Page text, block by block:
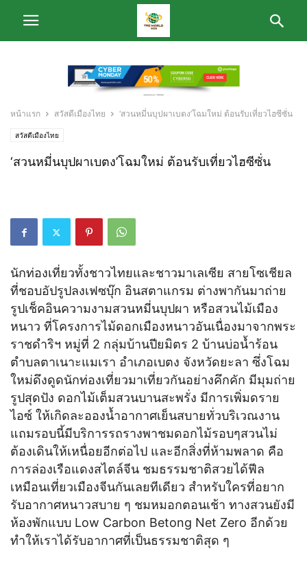
หน้าแรก สวัสดีเมืองไทย ‘สวนหมี่นบุปผาเบตง’โฉมใหม่ ต้อนรับเที่ยวไฮซีซั่น
สวัสดีเมืองไทย
‘สวนหมี่นบุปผาเบตง’โฉมใหม่ ต้อนรับเที่ยวไฮซีซั่น
นักท่องเที่ยวทั้งชาวไทยและชาวมาเลเซีย สายโซเชียล
ที่ชอบอัปรูปลงเฟซบุ๊ก อินสตาแกรม ต่างพากันมาถ่าย
รูปเช็คอินความงามสวนหมี่นบุปผา หรือสวนไม้เมือง
หนาว ที่โครงการไม้ดอกเมืองหนาวอันเนื่องมาจากพระ
ราชดำริฯ หมู่ที่ 2 กลุ่มบ้านปียมิตร 2 บ้านบ่อน้ำร้อน
ตำบลตาเนาะแมเรา อำเภอเบตง จังหวัดยะลา ซึ่งโฉม
ใหม่ดึงดูดนักท่องเที่ยวมาเที่ยวกันอย่างคึกคัก มีมุมถ่าย
รูปสุดปัง ดอกไม้เต็มสวนบานสะพรั่ง มีการเพิ่มดราย
ไอซ์ ให้เกิดละอองน้ำอากาศเย็นสบายทั่วบริเวณงาน
แถมรอบนี้มีบริการรถรางพาชมดอกไม้รอบๆสวนไม่
ต้องเดินให้เหนื่อยอีกต่อไป และอีกสิ่งที่ห้ามพลาด คือ
การล่องเรือแดงสไตล์จีน ชมธรรมชาติสวยได้ฟีล
เหมือนเที่ยวเมืองจีนกันเลยทีเดียว สำหรับใครที่อยาก
รับอากาศหนาวสบาย ๆ ชมหมอกตอนเช้า ทางสวนยังมี
ห้องพักแบบ Low Carbon Betong Net Zero อีกด้วย
ทำให้เราได้รับอากาศที่เป็นธรรมชาติสุด ๆ